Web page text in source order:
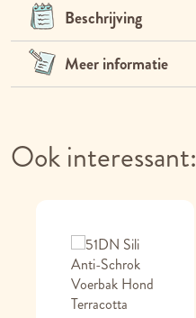
Beschrijving
Meer informatie
Ook interessant: